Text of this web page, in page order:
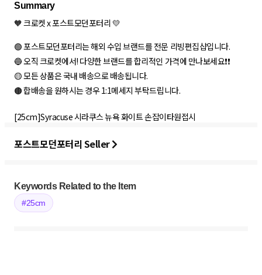
Summary
🧡 크로켓 x 포스트모던포터리 💛
🟢 포스트모던포터리는 해외 수입 브랜드를 전문 리빙편집샵입니다.
🔵 오직 크로켓에서! 다양한 브랜드를 합리적인 가격에 만나보세요❗❗
🟡 모든 상품은 국내 배송으로 배송됩니다.
🟤 합배송을 원하시는 경우 1:1메세지 부탁드립니다.
[25cm]Syracuse 시라쿠스 뉴욕 화이트 손잡이타원접시
포스트모던포터리 Seller
Keywords Related to the Item
#25cm